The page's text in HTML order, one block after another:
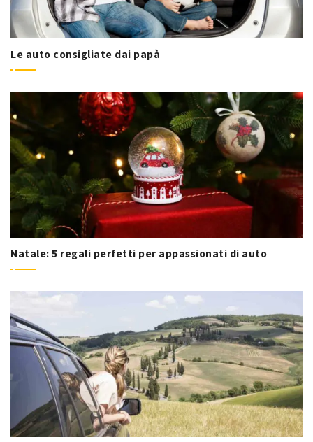
Le auto consigliate dai papà
Natale: 5 regali perfetti per appassionati di auto